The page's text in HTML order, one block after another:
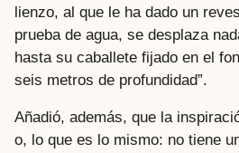
lienzo, al que le ha dado un
prueba de agua, se desplaza
hasta su caballete fijado en el
seis metros de profundidad”.
Añadió, además, que la
o, lo que es lo mismo: no tiene